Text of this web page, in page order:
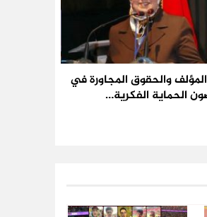
والحقوق المجاورة في
الحماية الفكرية…